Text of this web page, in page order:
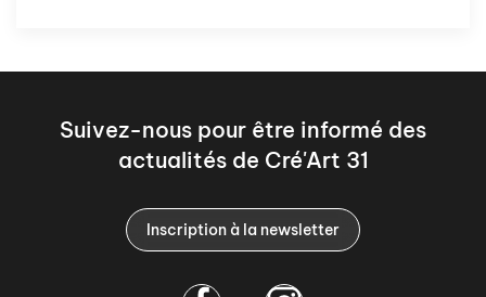
Suivez-nous pour être informé des
actualités de Cré'Art 31
Inscription à la newsletter